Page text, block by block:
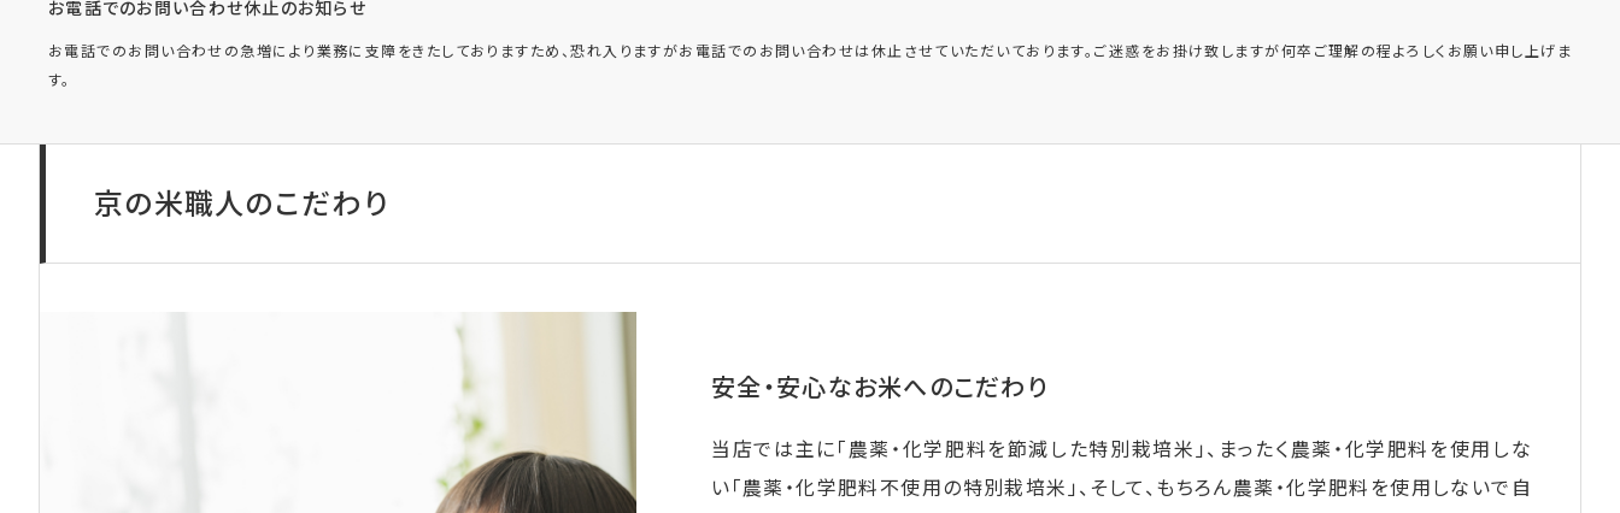
お電話でのお問い合わせ休止のお知らせ
お電話でのお問い合わせの急増により業務に支障をきたしておりますため、恐れ入りますがお電話でのお問い合わせは休止させていただいております。ご迷惑をお掛け致しますが何卒ご理解の程よろしくお願い申し上げま
す。
京の米職人のこだわり
安全・安心なお米へのこだわり
当店では主に「農薬・化学肥料を節減した特別栽培米」、まったく農薬・化学肥料を使用しな
い「農薬・化学肥料不使用の特別栽培米」、そして、もちろん農薬・化学肥料を使用しないで自